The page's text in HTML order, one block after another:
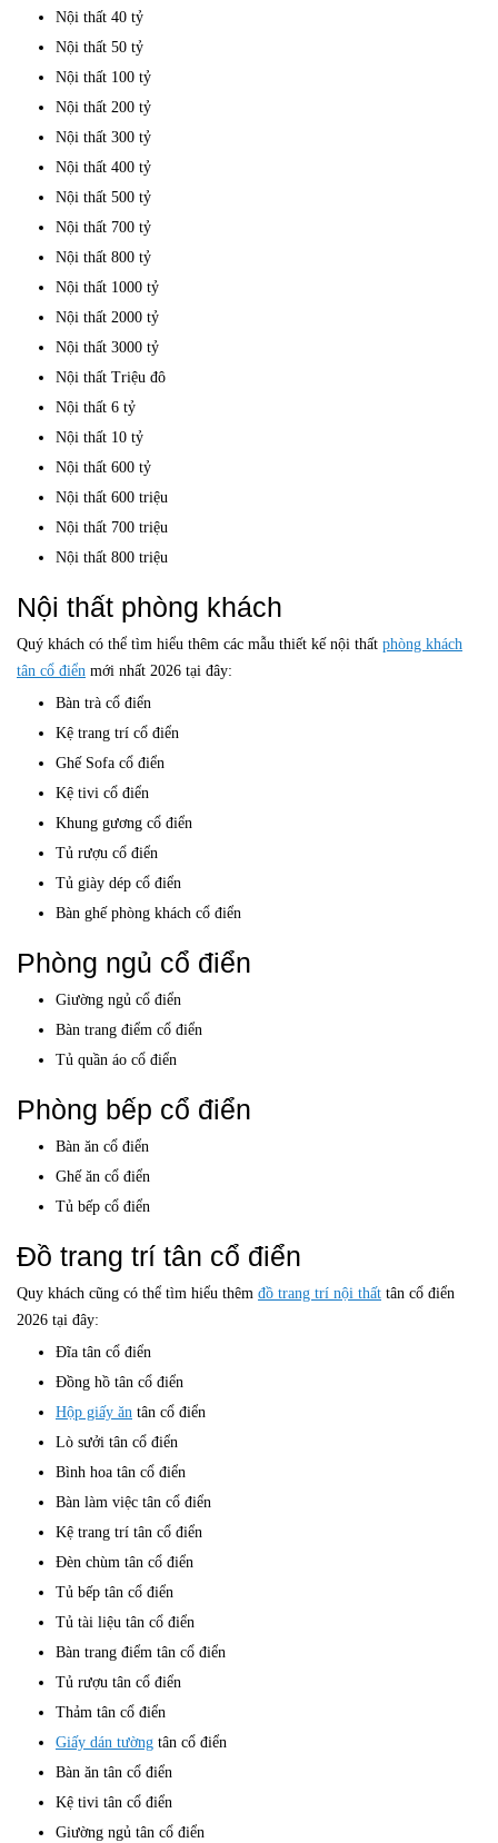
Nội thất 40 tỷ
Nội thất 50 tỷ
Nội thất 100 tỷ
Nội thất 200 tỷ
Nội thất 300 tỷ
Nội thất 400 tỷ
Nội thất 500 tỷ
Nội thất 700 tỷ
Nội thất 800 tỷ
Nội thất 1000 tỷ
Nội thất 2000 tỷ
Nội thất 3000 tỷ
Nội thất Triệu đô
Nội thất 6 tỷ
Nội thất 10 tỷ
Nội thất 600 tỷ
Nội thất 600 triệu
Nội thất 700 triệu
Nội thất 800 triệu
Nội thất phòng khách
Quý khách có thể tìm hiểu thêm các mẫu thiết kế nội thất phòng khách
tân cổ điển mới nhất 2026 tại đây:
Bàn trà cổ điển
Kệ trang trí cổ điển
Ghế Sofa cổ điển
Kệ tivi cổ điển
Khung gương cổ điển
Tủ rượu cổ điển
Tủ giày dép cổ điển
Bàn ghế phòng khách cổ điển
Phòng ngủ cổ điển
Giường ngủ cổ điển
Bàn trang điểm cổ điển
Tủ quần áo cổ điển
Phòng bếp cổ điển
Bàn ăn cổ điển
Ghế ăn cổ điển
Tủ bếp cổ điển
Đồ trang trí tân cổ điển
Quy khách cũng có thể tìm hiểu thêm đồ trang trí nội thất tân cổ điển
2026 tại đây:
Đĩa tân cổ điển
Đồng hồ tân cổ điển
Hộp giấy ăn tân cổ điển
Lò sưởi tân cổ điển
Bình hoa tân cổ điển
Bàn làm việc tân cổ điển
Kệ trang trí tân cổ điển
Đèn chùm tân cổ điển
Tủ bếp tân cổ điển
Tủ tài liệu tân cổ điển
Bàn trang điểm tân cổ điển
Tủ rượu tân cổ điển
Thảm tân cổ điển
Giấy dán tường tân cổ điển
Bàn ăn tân cổ điển
Kệ tivi tân cổ điển
Giường ngủ tân cổ điển